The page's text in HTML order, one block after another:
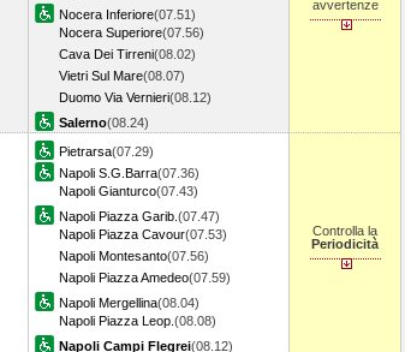
Nocera Inferiore(07.51)
Nocera Superiore(07.56)
Cava Dei Tirreni(08.02)
Vietri Sul Mare(08.07)
Duomo Via Vernieri(08.12)
Salerno(08.24)
avvertenze
Pietrarsa(07.29)
Napoli S.G.Barra(07.36)
Napoli Gianturco(07.43)
Napoli Piazza Garib. (07.47)
Napoli Piazza Cavour(07.53)
Napoli Montesanto(07.56)
Napoli Piazza Amedeo(07.59)
Napoli Mergellina(08.04)
Napoli Piazza Leop. (08.08)
Napoli Campi Flegrei(08.12)
Controlla la
Periodicità